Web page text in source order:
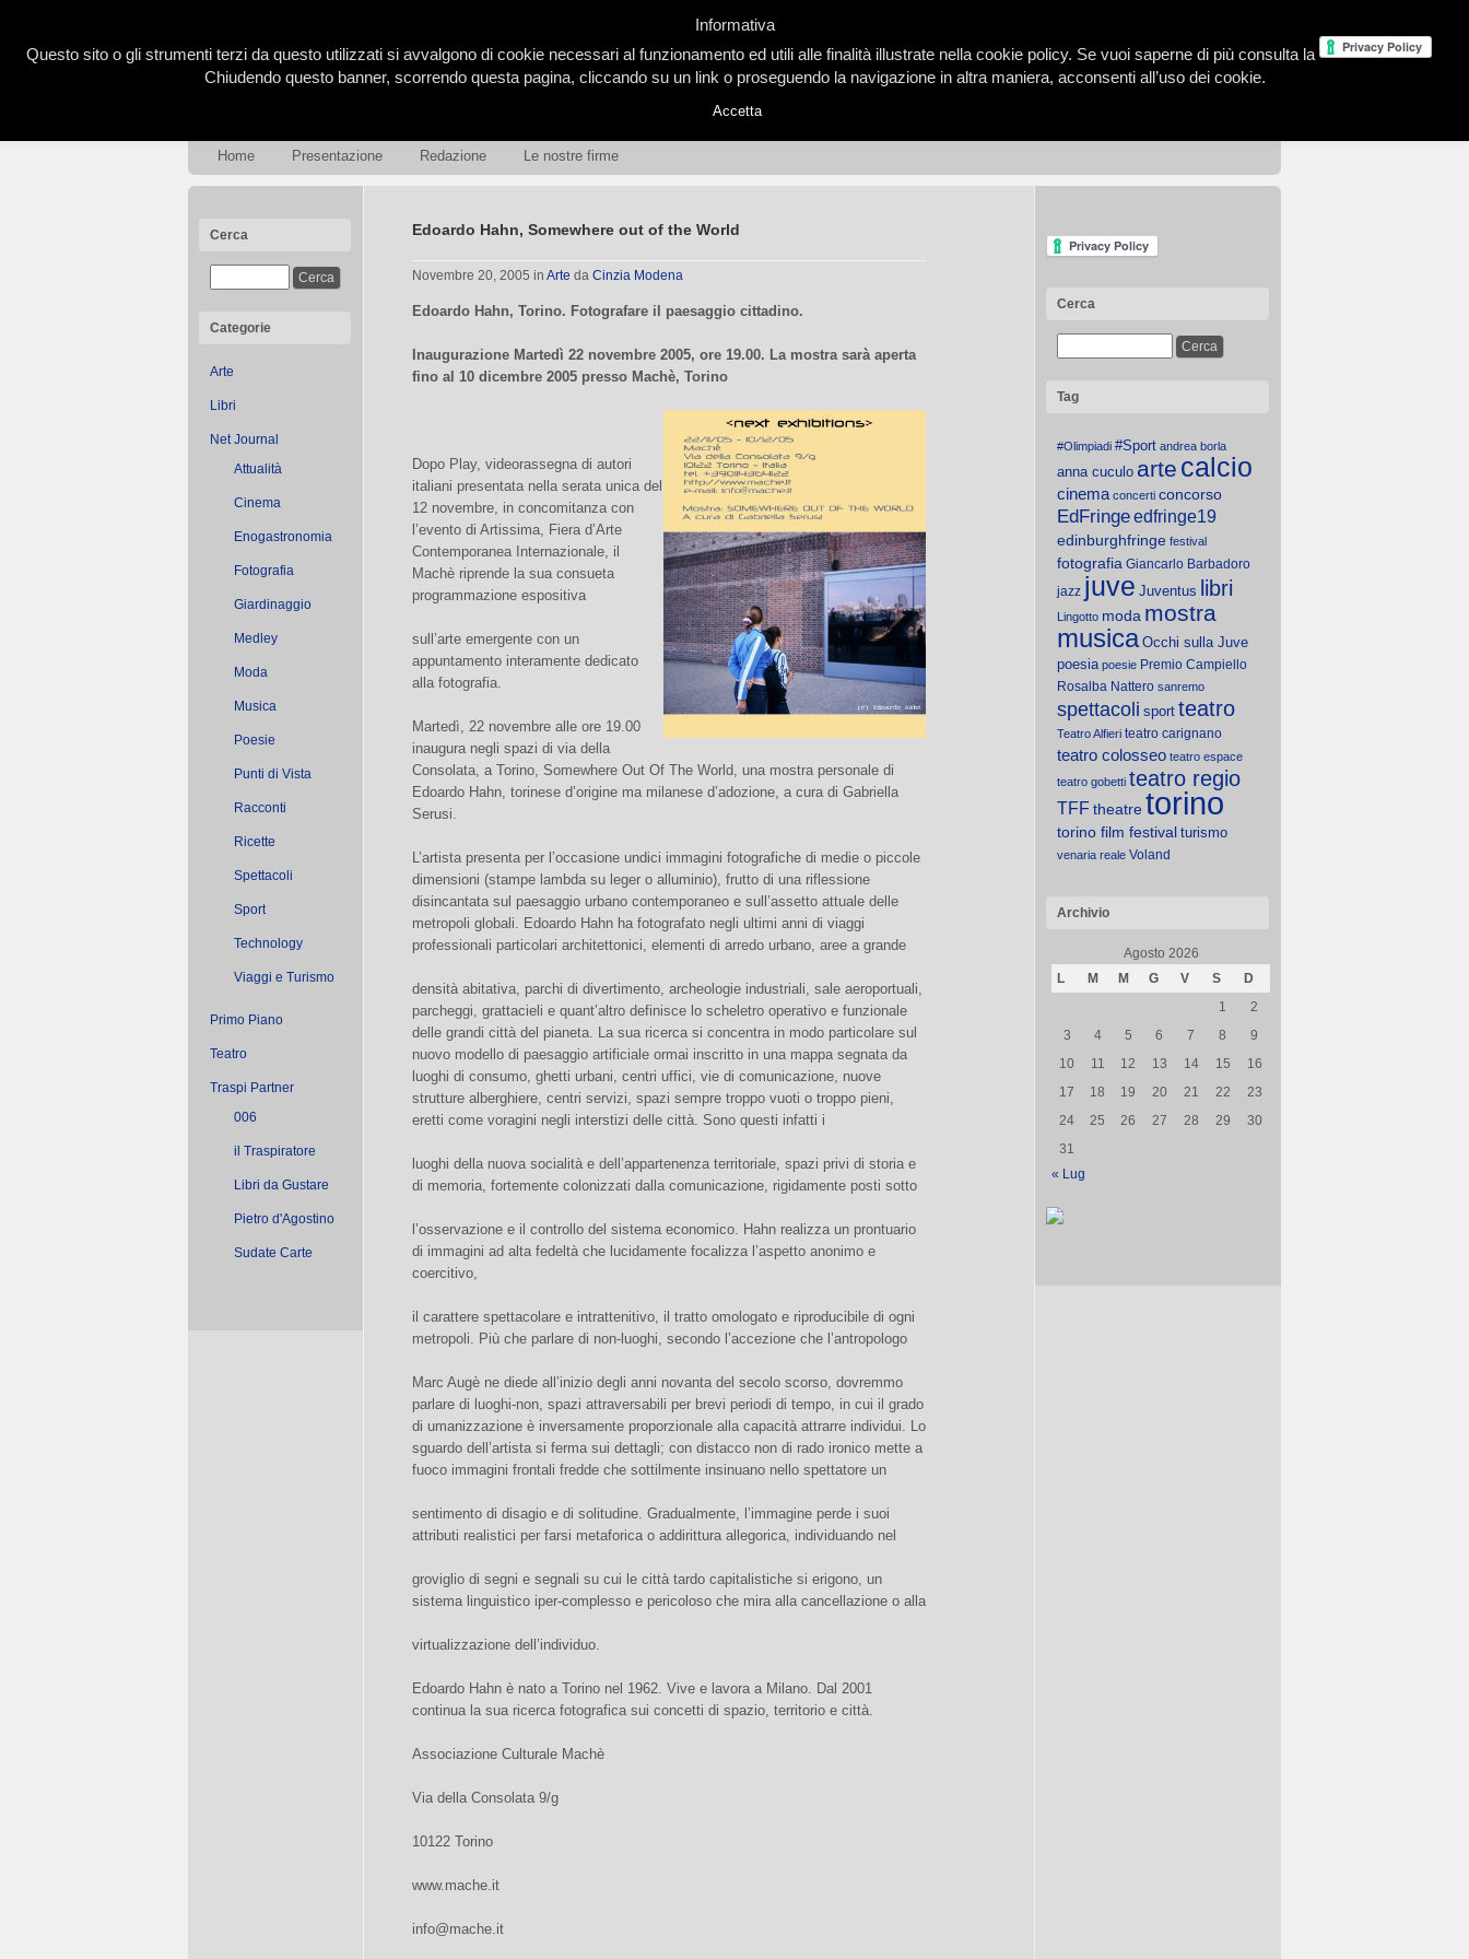
Home Presentazione Redazione Le nostre firme
Cerca
Categorie
Arte
Libri
Net Journal
Attualità
Cinema
Enogastronomia
Fotografia
Giardinaggio
Medley
Moda
Musica
Poesie
Punti di Vista
Racconti
Ricette
Spettacoli
Sport
Technology
Viaggi e Turismo
Primo Piano
Teatro
Traspi Partner
006
il Traspiratore
Libri da Gustare
Pietro d'Agostino
Sudate Carte
Edoardo Hahn, Somewhere out of the World
Novembre 20, 2005 in Arte da Cinzia Modena
Edoardo Hahn, Torino. Fotografare il paesaggio cittadino.
Inaugurazione Martedì 22 novembre 2005, ore 19.00. La mostra sarà aperta
fino al 10 dicembre 2005 presso Machè, Torino
Dopo Play, videorassegna di autori
italiani presentata nella serata unica del
12 novembre, in concomitanza con
l’evento di Artissima, Fiera d’Arte
Contemporanea Internazionale, il
Machè riprende la sua consueta
programmazione espositiva
sull’arte emergente con un
appuntamento interamente dedicato
alla fotografia.
Martedì, 22 novembre alle ore 19.00
inaugura negli spazi di via della
Consolata, a Torino, Somewhere Out Of The World, una mostra personale di
Edoardo Hahn, torinese d’origine ma milanese d’adozione, a cura di Gabriella
Serusi.
L’artista presenta per l’occasione undici immagini fotografiche di medie o piccole
dimensioni (stampe lambda su leger o alluminio), frutto di una riflessione
disincantata sul paesaggio urbano contemporaneo e sull’assetto attuale delle
metropoli globali. Edoardo Hahn ha fotografato negli ultimi anni di viaggi
professionali particolari architettonici, elementi di arredo urbano, aree a grande
densità abitativa, parchi di divertimento, archeologie industriali, sale aeroportuali,
parcheggi, grattacieli e quant’altro definisce lo scheletro operativo e funzionale
delle grandi città del pianeta. La sua ricerca si concentra in modo particolare sul
nuovo modello di paesaggio artificiale ormai inscritto in una mappa segnata da
luoghi di consumo, ghetti urbani, centri uffici, vie di comunicazione, nuove
strutture alberghiere, centri servizi, spazi sempre troppo vuoti o troppo pieni,
eretti come voragini negli interstizi delle città. Sono questi infatti i
luoghi della nuova socialità e dell’appartenenza territoriale, spazi privi di storia e
di memoria, fortemente colonizzati dalla comunicazione, rigidamente posti sotto
l’osservazione e il controllo del sistema economico. Hahn realizza un prontuario
di immagini ad alta fedeltà che lucidamente focalizza l’aspetto anonimo e
coercitivo,
il carattere spettacolare e intrattenitivo, il tratto omologato e riproducibile di ogni
metropoli. Più che parlare di non-luoghi, secondo l’accezione che l’antropologo
Marc Augè ne diede all’inizio degli anni novanta del secolo scorso, dovremmo
parlare di luoghi-non, spazi attraversabili per brevi periodi di tempo, in cui il grado
di umanizzazione è inversamente proporzionale alla capacità attrarre individui. Lo
sguardo dell’artista si ferma sui dettagli; con distacco non di rado ironico mette a
fuoco immagini frontali fredde che sottilmente insinuano nello spettatore un
sentimento di disagio e di solitudine. Gradualmente, l’immagine perde i suoi
attributi realistici per farsi metaforica o addirittura allegorica, individuando nel
groviglio di segni e segnali su cui le città tardo capitalistiche si erigono, un
sistema linguistico iper-complesso e pericoloso che mira alla cancellazione o alla
virtualizzazione dell’individuo.
Edoardo Hahn è nato a Torino nel 1962. Vive e lavora a Milano. Dal 2001
continua la sua ricerca fotografica sui concetti di spazio, territorio e città.
Associazione Culturale Machè
Via della Consolata 9/g
10122 Torino
www.mache.it
info@mache.it
Cerca
Tag
#Olimpiadi #Sport andrea borla
anna cuculo arte calcio
cinema concerti concorso
EdFringeedfringe19
edinburghfringe festival
fotografia Giancarlo Barbadoro
jazz juve Juventus libri
Lingotto moda mostra
musica Occhi sulla Juve
poesia poesie Premio Campiello
Rosalba Nattero sanremo
spettacoli sport teatro
Teatro Alfieri teatro carignano
teatro colosseo teatro espace
teatro gobetti teatro regio
TFFtheatretorino
torino film festival turismo
venaria reale Voland
Archivio
Agosto 2026
L
M M G V S
D
1
2
3
4 5 6 7 8
9
10
11 12 13 14 15
16
17
18 19 20 21 22
23
24
25 26 27 28 29
30
31
« Lug
Informativa
Questo sito o gli strumenti terzi da questo utilizzati si avvalgono di cookie necessari al funzionamento ed utili alle finalità illustrate nella cookie policy. Se vuoi saperne di più consulta la
Chiudendo questo banner, scorrendo questa pagina, cliccando su un link o proseguendo la navigazione in altra maniera, acconsenti all’uso dei cookie.
Accetta